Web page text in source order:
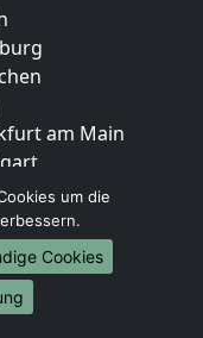
am Main
um die
Cookies